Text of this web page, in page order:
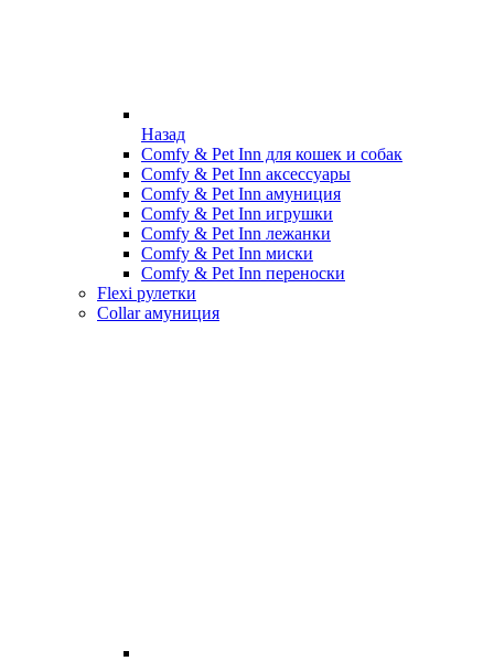
Назад
Comfy & Pet Inn для кошек и собак
Comfy & Pet Inn аксессуары
Comfy & Pet Inn амуниция
Comfy & Pet Inn игрушки
Comfy & Pet Inn лежанки
Comfy & Pet Inn миски
Comfy & Pet Inn переноски
Flexi рулетки
Collar амуниция